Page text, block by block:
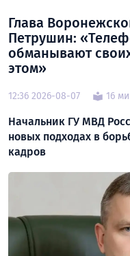
Глава
Петрушин:
обманывают
этом»
12:36 2026-08-07 16
Начальник ГУ МВД
новых подходах в
кадров